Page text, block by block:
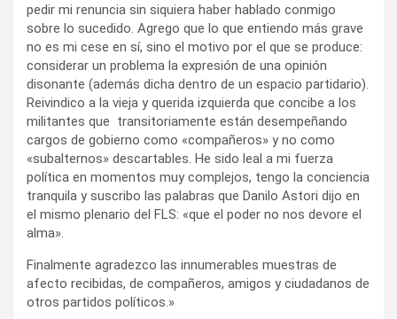
pedir mi renuncia sin siquiera haber hablado conmigo
sobre lo sucedido. Agrego que lo que entiendo más grave
no es mi cese en sí, sino el motivo por el que se produce:
considerar un problema la expresión de una opinión
disonante (además dicha dentro de un espacio partidario).
Reivindico a la vieja y querida izquierda que concibe a los
militantes que transitoriamente están desempeñando
cargos de gobierno como «compañeros» y no como
«subalternos» descartables. He sido leal a mi fuerza
política en momentos muy complejos, tengo la conciencia
tranquila y suscribo las palabras que Danilo Astori dijo en
el mismo plenario del FLS: «que el poder no nos devore el
alma».
Finalmente agradezco las innumerables muestras de
afecto recibidas, de compañeros, amigos y ciudadanos de
otros partidos políticos.»